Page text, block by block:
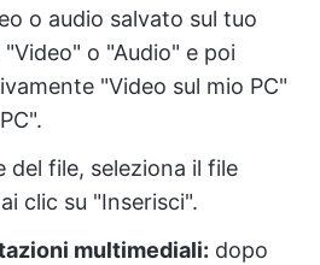
o audio salvato sul tuo
o "Audio" e poi
"Video sul mio PC"
del file, seleziona il file
clic su "Inserisci".
multimediali: dopo